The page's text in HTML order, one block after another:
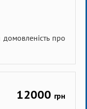
про
12000 грн